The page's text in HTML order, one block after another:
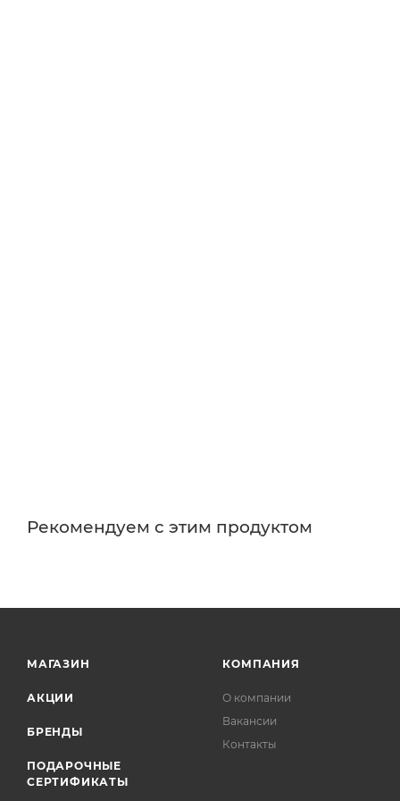
Рекомендуем с этим продуктом
МАГАЗИН
АКЦИИ
БРЕНДЫ
ПОДАРОЧНЫЕ
СЕРТИФИКАТЫ
КОМПАНИЯ
О компании
Вакансии
Контакты